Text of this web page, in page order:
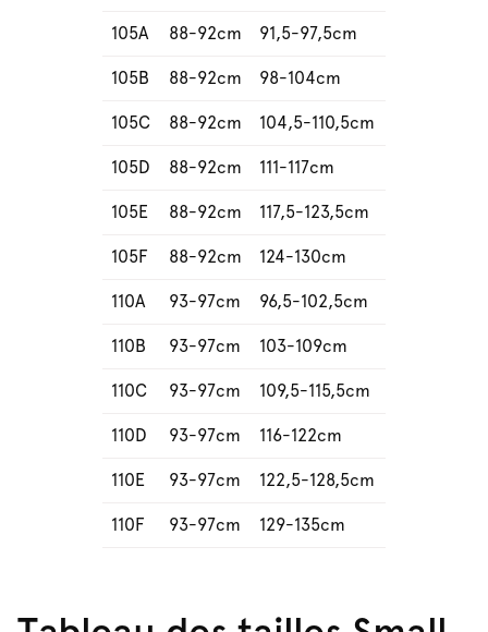
105A 88-92cm 91,5-97,5cm
105B 88-92cm 98-104cm
105C 88-92cm 104,5-110,5cm
105D 88-92cm 111-117cm
105E 88-92cm 117,5-123,5cm
105F 88-92cm 124-130cm
110A 93-97cm 96,5-102,5cm
110B 93-97cm 103-109cm
110C 93-97cm 109,5-115,5cm
110D 93-97cm 116-122cm
110E 93-97cm 122,5-128,5cm
110F 93-97cm 129-135cm